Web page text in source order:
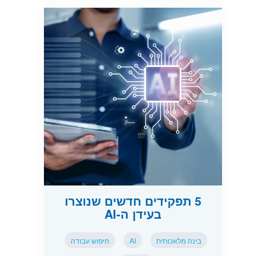
5 תפקידים חדשים שנוצרו
בעידן ה-AI
בינה מלאכותית AI חיפוש עבודה